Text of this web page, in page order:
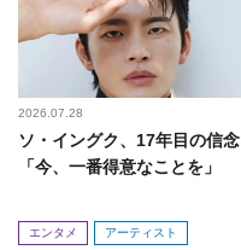
2026.07.28
ソ・イングク、17年目の信念
「今、一番得意なことを」
エンタメ アーティスト